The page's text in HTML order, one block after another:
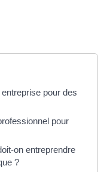
pour des
pour
on entreprendre
?